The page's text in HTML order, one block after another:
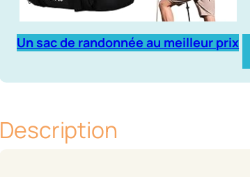
Un sac de randonnée au meilleur prix
Description